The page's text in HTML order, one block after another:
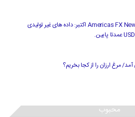
سرمایه گذاری Americas FX News 3 اکتبر: داده های غیر تولیدی
محبوب